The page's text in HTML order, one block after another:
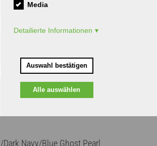
Media
Detailierte Informationen
Auswahl bestätigen
Alle auswählen
Dark Navy/Blue Ghost Pearl